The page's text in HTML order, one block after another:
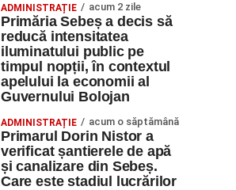
ADMINISTRAȚIE acum 2 zile
Primăria Sebeș a decis să
reducă intensitatea
iluminatului public pe
timpul nopții, în contextul
apelului la economii al
Guvernului Bolojan
ADMINISTRAȚIE acum o săptămână
Primarul Dorin Nistor a
verificat șantierele de apă
și canalizare din Sebeș.
Care este stadiul lucrărilor